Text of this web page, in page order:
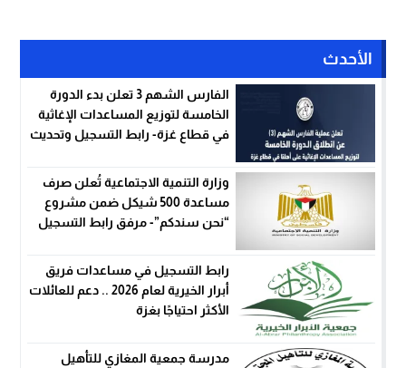
الأحدث
الفارس الشهم 3 تعلن بدء الدورة
الخامسة لتوزيع المساعدات الإغاثية
في قطاع غزة- رابط التسجيل وتحديث
وزارة التنمية الاجتماعية تُعلن صرف
مساعدة 500 شيكل ضمن مشروع
“نحن سندكم”- مرفق رابط التسجيل
رابط التسجيل في مساعدات فريق
أبرار الخيرية لعام 2026 .. دعم للعائلات
الأكثر احتياجًا بغزة
مدرسة جمعية المغازي للتأهيل